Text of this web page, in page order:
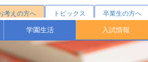
考えの方へ トピックス 卒業生の方へ
学園生活
部活動紹介
スクールカレンダー
施設・設備
入試情報
募集要項
特待制度
学校説明会
個別相談
進路結果
学費・諸費用
学費シミュレーション
受験をお考えの方へ
オープンスクール
塾対象入試説明会